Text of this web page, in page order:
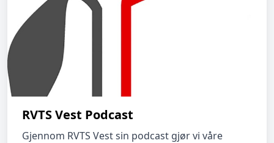
RVTS Vest Podcast
Gjennom RVTS Vest sin podcast gjør vi våre